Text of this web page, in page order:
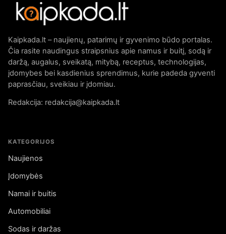
Kaipkada.lt – naujienų, patarimų ir gyvenimo būdo portalas.
Čia rasite naudingus straipsnius apie namus ir buitį, sodą ir
daržą, augalus, sveikatą, mitybą, receptus, technologijas,
įdomybes bei kasdienius sprendimus, kurie padeda gyventi
paprasčiau, sveikiau ir įdomiau.
Redakcija: redakcija@kaipkada.lt
KATEGORIJOS
Naujienos
Įdomybės
Namai ir buitis
Automobiliai
Sodas ir daržas